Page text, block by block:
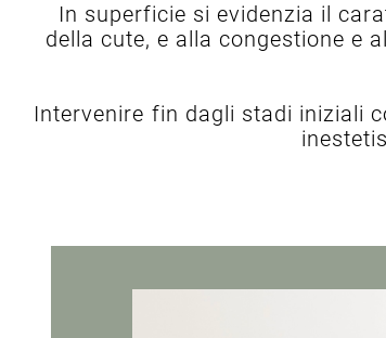
In superficie si evidenzia il
della cute, e alla congestione e
Intervenire fin dagli stadi iniziali